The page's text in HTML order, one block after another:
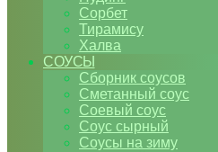
Сорбет
Тирамису
Халва
СОУСЫ
Сборник соусов
Сметанный соус
Соевый соус
Соус сырный
Соусы на зиму